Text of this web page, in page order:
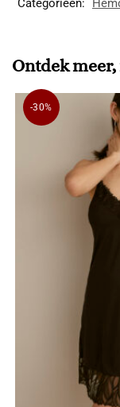
Ontdek
-30%